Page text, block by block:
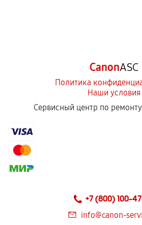
CanonASC
Политика
Наши условия
Сервисный центр по
+7 (800) 100-
info@canon-